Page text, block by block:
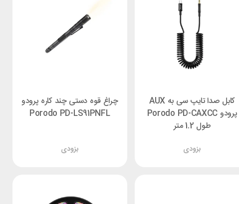
کابل صدا تایپ سی به AUX
پرودو Porodo PD-CAXCC
طول 1.2 متر
بزودی
چراغ قوه دستی چند کاره پرودو
Porodo PD-LS91PNFL
بزودی